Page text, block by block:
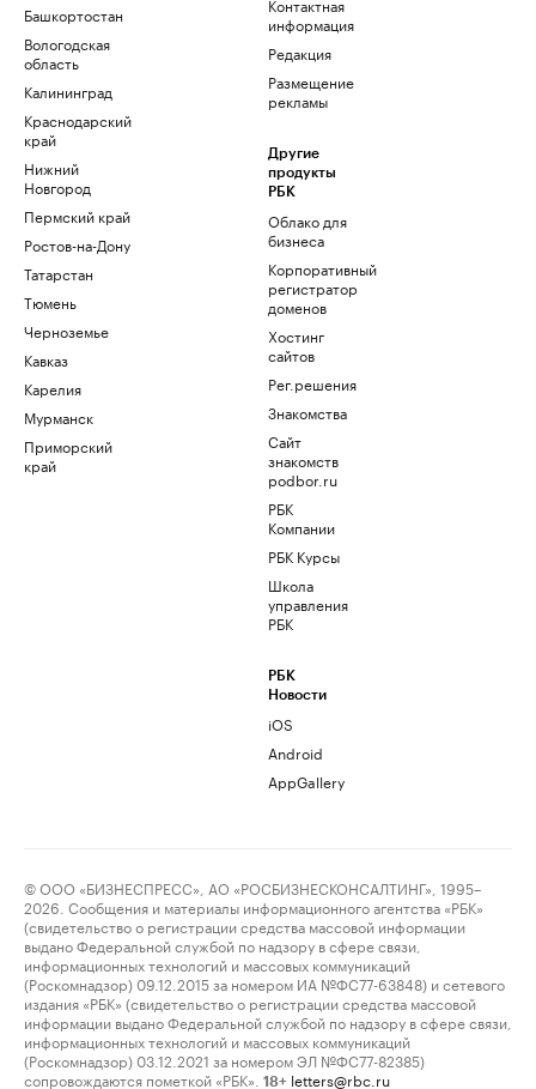
Башкортостан
Вологодская
область
Калининград
Краснодарский
край
Нижний
Новгород
Пермский край
Ростов-на-Дону
Татарстан
Тюмень
Черноземье
Кавказ
Карелия
Мурманск
Приморский
край
информация
Редакция
Размещение
рекламы
Другие
продукты
РБК
Облако для
бизнеса
Корпоративный
регистратор
доменов
Хостинг
сайтов
Рег.решения
Знакомства
Сайт
знакомств
podbor.ru
РБК
Компании
РБК Курсы
Школа
управления
РБК
РБК
Новости
iOS
Android
AppGallery
© ООО «БИЗНЕСПРЕСС», АО «РОСБИЗНЕСКОНСАЛТИНГ», 1995–
2026. Сообщения и материалы информационного агентства «РБК»
(свидетельство о регистрации средства массовой информации
выдано Федеральной службой по надзору в сфере связи,
информационных технологий и массовых коммуникаций
(Роскомнадзор) 09.12.2015 за номером ИА №ФС77-63848) и сетевого
издания «РБК» (свидетельство о регистрации средства массовой
информации выдано Федеральной службой по надзору в сфере связи,
информационных технологий и массовых коммуникаций
(Роскомнадзор) 03.12.2021 за номером ЭЛ №ФС77-82385)
сопровождаются пометкой «РБК».
18+ letters@rbc.ru